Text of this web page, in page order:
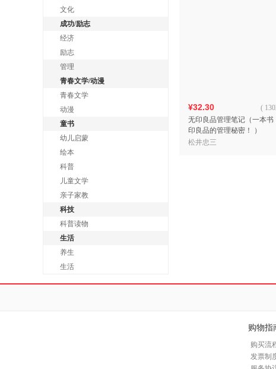
文化
成功/励志
经济
励志
管理
青春文学/动漫
青春文学
动漫
童书
幼儿启蒙
绘本
科普
儿童文学
亲子家教
科技
科普读物
生活
养生
生活
¥32.30
无印良品管理笔记（一本书
印良品的管理秘密！ ）
(
松井忠三
购物指
购买流
发票制